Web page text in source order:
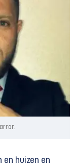
en huizen en